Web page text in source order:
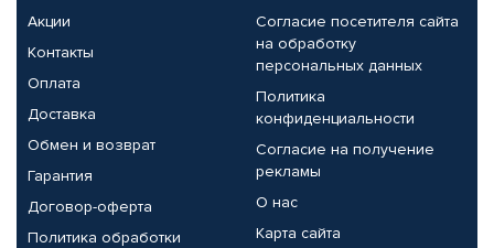
Акции
Контакты
Оплата
Доставка
Обмен и возврат
Гарантия
Договор-оферта
Политика обработки
Согласие посетителя сайта
на обработку
персональных данных
Политика
конфиденциальности
Согласие на получение
рекламы
О нас
Карта сайта